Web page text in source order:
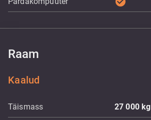
Raam
Kaalud
Täismass 27 000kg